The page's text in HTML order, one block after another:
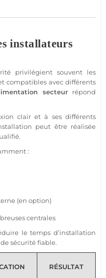
installateurs
privilégient souvent les
compatibles avec différents
secteur répond
clair et à ses différents
peut être réalisée
:
(en option)
centrales
le temps d’installation
desécuritéfiable.
RÉSULTAT